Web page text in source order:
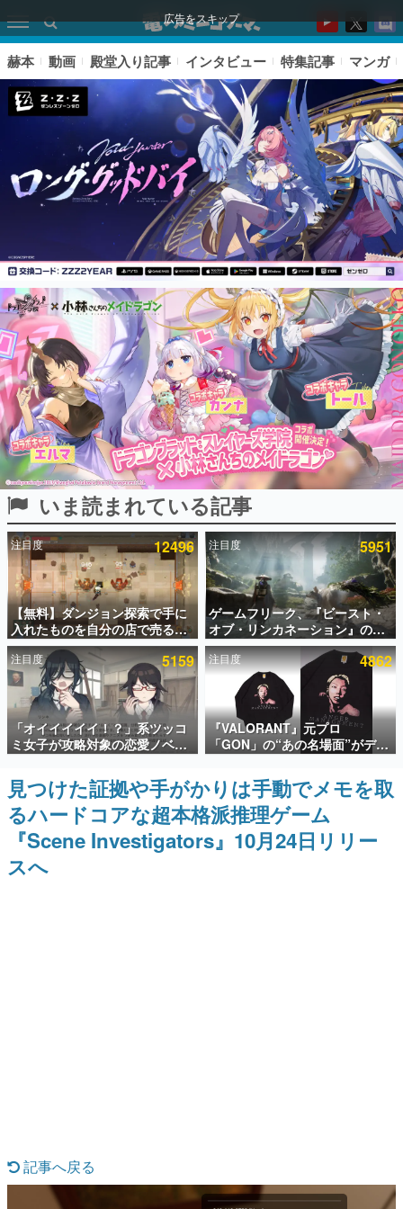
広告をスキップ
ピックアップ
電ファミのいま読まれている記事ランキング
アプリセール情報
インタビュー
連載・特集一覧
殿堂入り記事
SNS拡散数が数千以上！ ページビュー数万以上！ などな
ど。多くの人々に読まれた、電ファミ渾身の“殿堂入り”記
事をまとめました。
ゲームの企画書
名作ゲームクリエイターの方々に製作時のエピソードをお
聞きし、ヒットする企画（ゲーム）とは何か？を探ってい
きます。
赫本
この物語を解いてはいけない。『赫本』は、〈試験問題〉
の形をした短編ホラー小説集です。
新世代に訊く
これからのデジタルゲーム市場を担う若きクリエイター達
の姿を追い、彼らのルーツと情熱を探っていきます。
ゲーム世代の作家たち
ゲームに多大な影響を受けた作家さんに取材し、ゲームが
日本のコンテンツ産業やカルチャーに与えた影響を探る企
画です。
カテゴリ
赫本 動画 殿堂入り記事 インタビュー 特集記事 マンガ
いま読まれている記事
注目度 12496
【無料】ダンジョン探索で手に
入れたものを自分の店で売るゲ
ーム『Moonlighter』がSteam
にて無料配布中！続編
『Moonlighter 2』の9月2日正
式リリースを記念したキャンペ
ーン
注目度 5951
ゲームフリーク、『ビースト・
オブ・リンカネーション』の継
続的なアプデ方針を表明。ユー
ザーからの意見を真摯に受け止
めて対応へ。修正パッチは約1週
間以内に配信される予定
注目度 5159
「オイイイイイ！？」系ツッコ
ミ女子が攻略対象の恋愛ノベル
ゲーム『美術部カノジョ』
Steamストアページが公開。
「お前らーそろそろ自重しろ
ー？＾＾」暗黒微笑の夢女子
や、萌え声不思議ちゃん女子と
青春を謳歌
注目度 4862
『VALORANT』元プロ
「GON」の“あの名場面”がデザ
インされた新作グッズが本日8月
5日より期間限定で発売。Tシャ
ツやコインケース、アクキーな
どが全品受注生産で登場、過去
に発売したグッズの再販も
見つけた証拠や手がかりは手動でメモを取
るハードコアな超本格派推理ゲーム
『Scene Investigators』10月24日リリー
スへ
記事へ戻る